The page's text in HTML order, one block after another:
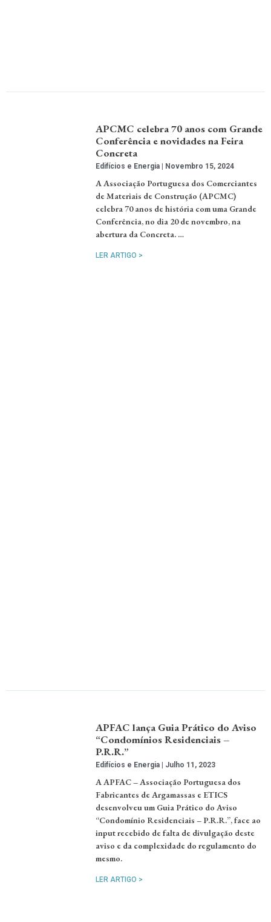
APCMC celebra 70 anos com Grande
Conferência e novidades na Feira
Concreta
Edifícios e Energia Novembro 15, 2024
A Associação Portuguesa dos Comerciantes
de Materiais de Construção (APCMC)
celebra 70 anos de história com uma Grande
Conferência, no dia 20 de novembro, na
abertura da Concreta. …
LER ARTIGO >
APFAC lança Guia Prático do Aviso
“Condomínios Residenciais –
P.R.R.”
Edifícios e Energia Julho 11, 2023
A APFAC – Associação Portuguesa dos
Fabricantes de Argamassas e ETICS
desenvolveu um Guia Prático do Aviso
“Condomínio Residenciais – P.R.R.”, face ao
input recebido de falta de divulgação deste
aviso e da complexidade do regulamento do
mesmo.
LER ARTIGO >